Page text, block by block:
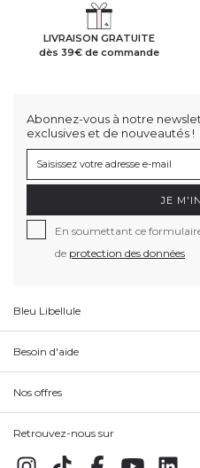
LIVRAISON GRATUITE
dès 39€ de commande
Abonnez-vous à notre
exclusives et de nouveautés !
JE
En soumettant ce
de protection des données
Bleu Libellule
Besoin d'aide
Nos offres
Retrouvez-nous sur